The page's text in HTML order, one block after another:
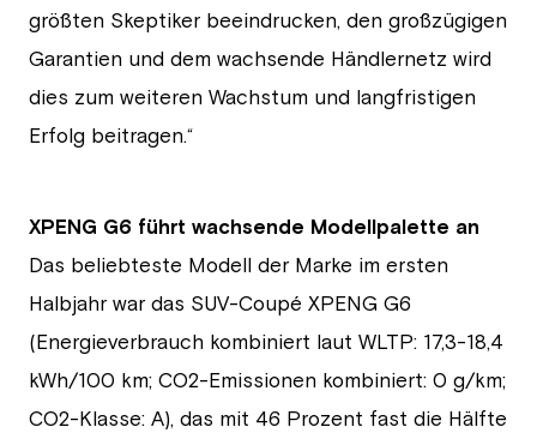
größten Skeptiker beeindrucken, den großzügigen
Garantien und dem wachsende Händlernetz wird
dies zum weiteren Wachstum und langfristigen
Erfolg beitragen.“
XPENG G6 führt wachsende Modellpalette an
Das beliebteste Modell der Marke im ersten
Halbjahr war das SUV-Coupé XPENG G6
(Energieverbrauch kombiniert laut WLTP: 17,3-18,4
kWh/100 km; CO2-Emissionen kombiniert: 0 g/km;
CO2-Klasse: A), das mit 46 Prozent fast die Hälfte